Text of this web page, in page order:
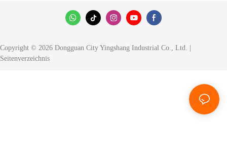
Copyright © 2026 Dongguan City Yingshang Industrial Co., Ltd. |
Seitenverzeichnis